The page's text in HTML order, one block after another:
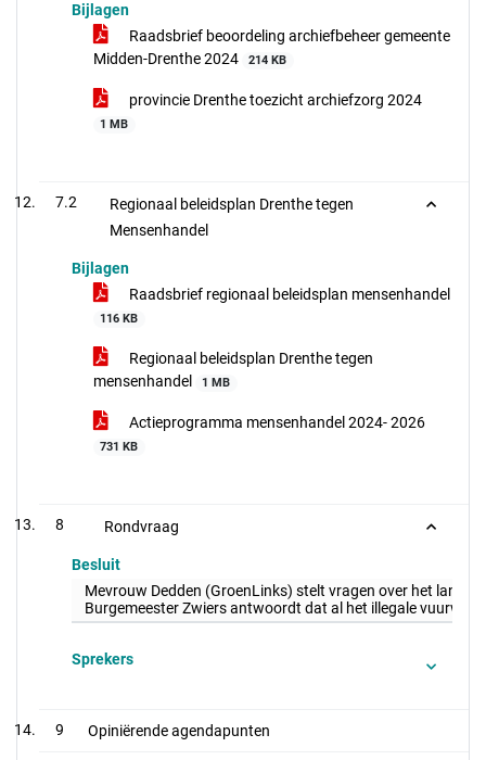
Bijlagen
Raadsbrief beoordeling archiefbeheer gemeente
Midden-Drenthe 2024
214 KB
provincie Drenthe toezicht archiefzorg 2024
1 MB
7.2
Regionaal beleidsplan Drenthe tegen
Mensenhandel
Bijlagen
Raadsbrief regionaal beleidsplan mensenhandel
116 KB
Regionaal beleidsplan Drenthe tegen
mensenhandel
1 MB
Actieprogramma mensenhandel 2024- 2026
731 KB
8 Rondvraag
Besluit
Mevrouw Dedden (GroenLinks) stelt vragen over het
Burgemeester Zwiers antwoordt dat al het illegale
Sprekers
9 Opiniërende agendapunten